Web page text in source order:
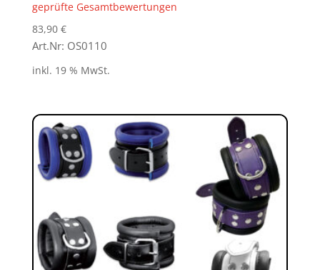
mit
von 5
geprüfte Gesamtbewertungen
83,90 €
Art.Nr: OS0110
inkl. 19 % MwSt.